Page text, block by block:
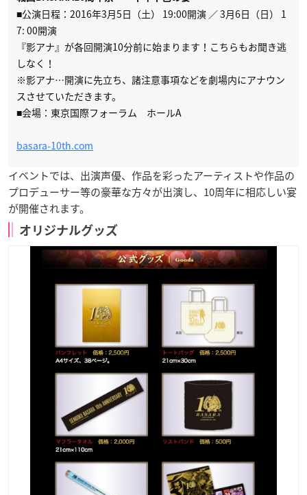
■公演日程： 2016年3月5日（土） 19:00開演 ／ 3月6日（日） 1
7: 00開演
『影アナ』が各回開演10分前に始まります！こちらもお聞き逃
しなく！
※影アナ…開演に先立ち、諸注意事項などを劇場内にアナウン
スさせていただきます。
■会場：東京国際フォーラム ホールA
basara-10th.com
イベントでは、出演声優、作品を彩ったアーティストや作品の
プロデューサー等の豪華な方々が出演し、10周年に相応しい宴
が開催されます。
オリジナルグッズ